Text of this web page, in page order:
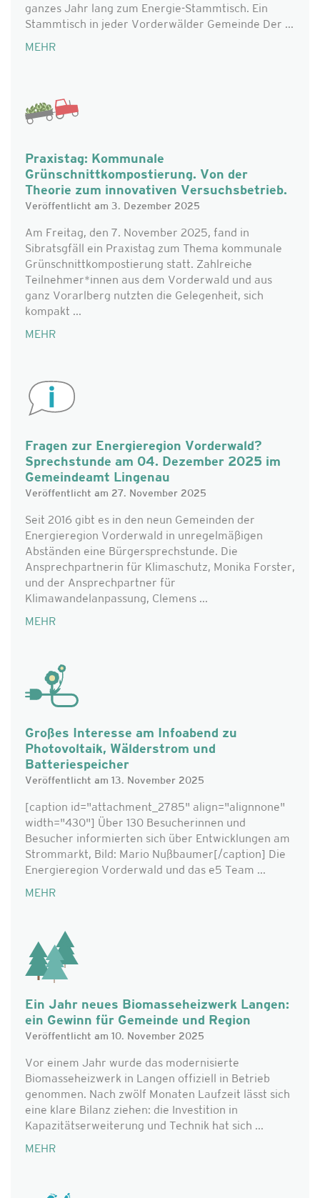
ganzes Jahr lang zum Energie-Stammtisch. Ein
Stammtisch in jeder Vorderwälder Gemeinde Der ...
MEHR
Praxistag: Kommunale
Grünschnittkompostierung. Von der
Theorie zum innovativen Versuchsbetrieb.
Veröffentlicht am 3. Dezember 2025
Am Freitag, den 7. November 2025, fand in
Sibratsgfäll ein Praxistag zum Thema kommunale
Grünschnittkompostierung statt. Zahlreiche
Teilnehmer*innen aus dem Vorderwald und aus
ganz Vorarlberg nutzten die Gelegenheit, sich
kompakt ...
MEHR
Fragen zur Energieregion Vorderwald?
Sprechstunde am 04. Dezember 2025 im
Gemeindeamt Lingenau
Veröffentlicht am 27. November 2025
Seit 2016 gibt es in den neun Gemeinden der
Energieregion Vorderwald in unregelmäßigen
Abständen eine Bürgersprechstunde. Die
Ansprechpartnerin für Klimaschutz, Monika Forster,
und der Ansprechpartner für
Klimawandelanpassung, Clemens ...
MEHR
Großes Interesse am Infoabend zu
Photovoltaik, Wälderstrom und
Batteriespeicher
Veröffentlicht am 13. November 2025
[caption id="attachment_2785" align="alignnone"
width="430"] Über 130 Besucherinnen und
Besucher informierten sich über Entwicklungen am
Strommarkt, Bild: Mario Nußbaumer[/caption] Die
Energieregion Vorderwald und das e5 Team ...
MEHR
Ein Jahr neues Biomasseheizwerk Langen:
ein Gewinn für Gemeinde und Region
Veröffentlicht am 10. November 2025
Vor einem Jahr wurde das modernisierte
Biomasseheizwerk in Langen offiziell in Betrieb
genommen. Nach zwölf Monaten Laufzeit lässt sich
eine klare Bilanz ziehen: die Investition in
Kapazitätserweiterung und Technik hat sich ...
MEHR